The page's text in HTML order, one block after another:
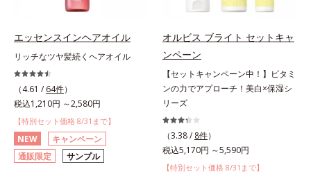
エッセンスインヘアオイル
リッチなツヤ髪続くヘアオイル
（4.61 / 64件）
税込1,210円 ～2,580円
【特別セット価格 8/31まで】
NEW
キャンペーン
通販限定
サンプル
オルビス ブライト セットキャ
ンペーン
【セットキャンペーン中！】ビタミ
ンの力でアプローチ！美白×保湿シ
リーズ
（3.38 / 8件）
税込5,170円 ～5,590円
【特別セット価格 8/31まで】